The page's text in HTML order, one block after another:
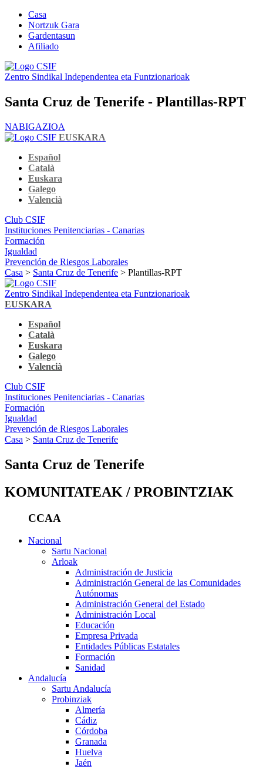
Casa
Nortzuk Gara
Gardentasun
Afiliado
Zentro Sindikal Independentea eta Funtzionarioak
Santa Cruz de Tenerife - Plantillas-RPT
NABIGAZIOA
EUSKARA
Español
Català
Euskara
Galego
Valencià
Club CSIF
Instituciones Penitenciarias - Canarias
Formación
Igualdad
Prevención de Riesgos Laborales
Casa > Santa Cruz de Tenerife > Plantillas-RPT
Zentro Sindikal Independentea eta Funtzionarioak
EUSKARA
Español
Català
Euskara
Galego
Valencià
Club CSIF
Instituciones Penitenciarias - Canarias
Formación
Igualdad
Prevención de Riesgos Laborales
Casa > Santa Cruz de Tenerife
Santa Cruz de Tenerife
KOMUNITATEAK / PROBINTZIAK
CCAA
Nacional
Sartu Nacional
Arloak
Administración de Justicia
Administración General de las Comunidades
Autónomas
Administración General del Estado
Administración Local
Educación
Empresa Privada
Entidades Públicas Estatales
Formación
Sanidad
Andalucía
Sartu Andalucía
Probinziak
Almería
Cádiz
Córdoba
Granada
Huelva
Jaén